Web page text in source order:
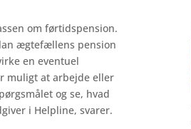
om førtidspension.
ægtefællens pension
en eventuel
muligt at arbejde eller
og se, hvad
i Helpline, svarer.